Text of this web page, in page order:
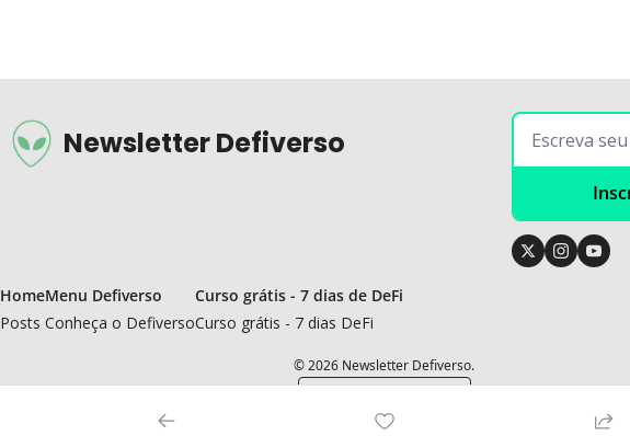
Newsletter Defiverso
Home
Posts
Menu Defiverso
Conheça o Defiverso
Curso grátis - 7 dias de DeFi
Curso grátis - 7 dias DeFi
© 2026 Newsletter Defiverso.